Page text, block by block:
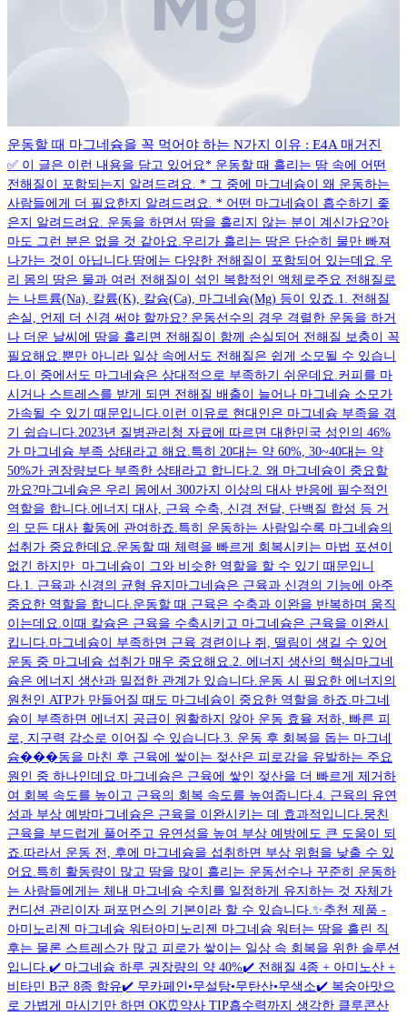
운동할 때 마그네슘을 꼭 먹어야 하는 N가지 이유 : E4A 매거진
✅ 이 글은 이런 내용을 담고 있어요* 운동할 때 흘리는 땀 속에 어떤
전해질이 포함되는지 알려드려요. * 그 중에 마그네슘이 왜 운동하는
사람들에게 더 필요한지 알려드려요. * 어떤 마그네슘이 흡수하기 좋
은지 알려드려요. 운동을 하면서 땀을 흘리지 않는 분이 계신가요?아
마도 그런 분은 없을 것 같아요.우리가 흘리는 땀은 단순히 물만 빠져
나가는 것이 아닙니다.땀에는 다양한 전해질이 포함되어 있는데요.우
리 몸의 땀은 물과 여러 전해질이 섞인 복합적인 액체로주요 전해질로
는 나트륨(Na), 칼륨(K), 칼슘(Ca), 마그네슘(Mg) 등이 있죠.1. 전해질
손실, 언제 더 신경 써야 할까요? 운동선수의 경우 격렬한 운동을 하거
나 더운 날씨에 땀을 흘리면 전해질이 함께 손실되어 전해질 보충이 꼭
필요해요.뿐만 아니라 일상 속에서도 전해질은 쉽게 소모될 수 있습니
다.이 중에서도 마그네슘은 상대적으로 부족하기 쉬운데요.커피를 마
시거나 스트레스를 받게 되면 전해질 배출이 늘어나 마그네슘 소모가
가속될 수 있기 때문입니다.이런 이유로 현대인은 마그네슘 부족을 겪
기 쉽습니다.2023년 질병관리청 자료에 따르면 대한민국 성인의 46%
가 마그네슘 부족 상태라고 해요.특히 20대는 약 60%, 30~40대는 약
50%가 권장량보다 부족한 상태라고 합니다.2. 왜 마그네슘이 중요할
까요?마그네슘은 우리 몸에서 300가지 이상의 대사 반응에 필수적인
역할을 합니다.에너지 대사, 근육 수축, 신경 전달, 단백질 합성 등 거
의 모든 대사 활동에 관여하죠.특히 운동하는 사람일수록 마그네슘의
섭취가 중요한데요.운동할 때 체력을 빠르게 회복시키는 마법 포션이
없긴 하지만 마그네슘이 그와 비슷한 역할을 할 수 있기 때문입니
다.1. 근육과 신경의 균형 유지마그네슘은 근육과 신경의 기능에 아주
중요한 역할을 합니다.운동할 때 근육은 수축과 이완을 반복하며 움직
이는데요.이때 칼슘은 근육을 수축시키고 마그네슘은 근육을 이완시
킵니다.마그네슘이 부족하면 근육 경련이나 쥐, 떨림이 생길 수 있어
운동 중 마그네슘 섭취가 매우 중요해요.2. 에너지 생산의 핵심마그네
슘은 에너지 생산과 밀접한 관계가 있습니다.운동 시 필요한 에너지의
원천인 ATP가 만들어질 때도 마그네슘이 중요한 역할을 하죠.마그네
슘이 부족하면 에너지 공급이 원활하지 않아 운동 효율 저하, 빠른 피
로, 지구력 감소로 이어질 수 있습니다.3. 운동 후 회복을 돕는 마그네
슘���동을 마친 후 근육에 쌓이는 젖산은 피로감을 유발하는 주요
원인 중 하나인데요.마그네슘은 근육에 쌓인 젖산을 더 빠르게 제거하
여 회복 속도를 높이고 근육의 회복 속도를 높여줍니다.4. 근육의 유연
성과 부상 예방마그네슘은 근육을 이완시키는 데 효과적입니다.뭉친
근육을 부드럽게 풀어주고 유연성을 높여 부상 예방에도 큰 도움이 되
죠.따라서 운동 전, 후에 마그네슘을 섭취하면 부상 위험을 낮출 수 있
어요.특히 활동량이 많고 땀을 많이 흘리는 운동선수나 꾸준히 운동하
는 사람들에게는 체내 마그네슘 수치를 일정하게 유지하는 것 자체가
컨디션 관리이자 퍼포먼스의 기본이라 할 수 있습니다.✨추천 제품 -
아미노리젠 마그네슘 워터아미노리젠 마그네슘 워터는 땀을 흘린 직
후는 물론 스트레스가 많고 피로가 쌓이는 일상 속 회복을 위한 솔루션
입니다.✔️ 마그네슘 하루 권장량의 약 40%✔️ 전해질 4종 + 아미노산 +
비타민 B군 8종 함유✔️ 무카페인•무설탕•무탄산•무색소✔️ 복숭아맛으
로 가볍게 마시기만 하면 OK⏰약사 TIP흡수력까지 생각한 클루콘산